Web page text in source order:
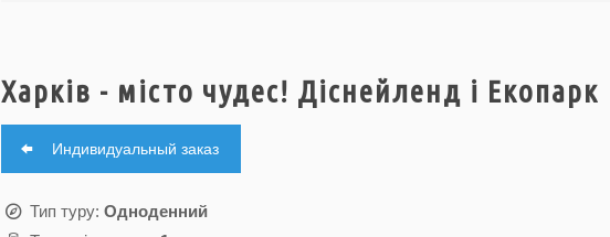
Харків - місто чудес! Діснейленд і Екопарк
Индивидуальный заказ
Тип туру: Одноденний